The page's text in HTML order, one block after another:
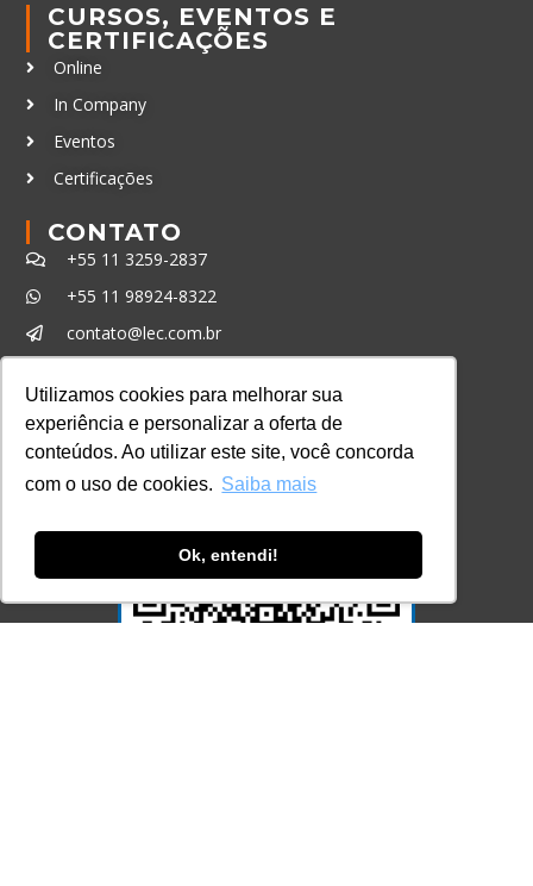
Utilizamos cookies para melhorar sua
experiência e personalizar a oferta de
conteúdos. Ao utilizar este site, você concorda
com o uso de cookies. Saiba mais
Ok, entendi!
CURSOS, EVENTOS E
CERTIFICAÇÕES
Online
In Company
Eventos
Certificações
CONTATO
+55 11 3259-2837
+55 11 98924-8322
contato@lec.com.br
Ferramenta Antifraude
Consulte aqui o cadastro da Instituição no
Sistema e-MEC